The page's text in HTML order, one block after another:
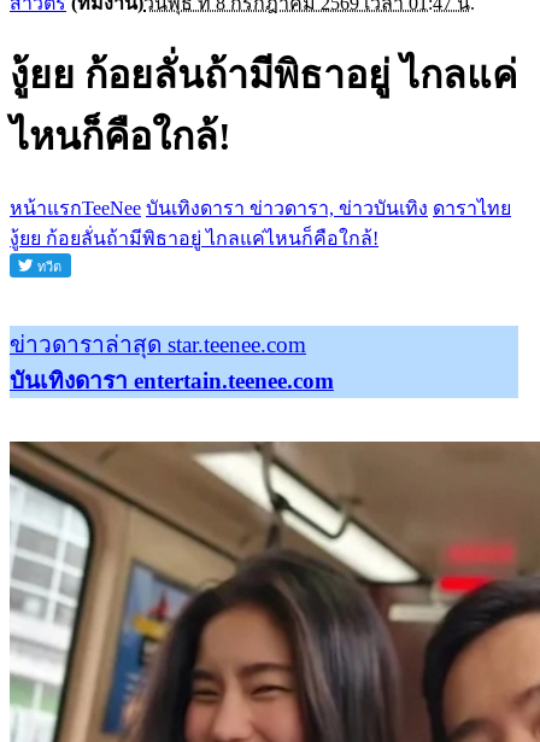
งู้ยย ก้อยลั่นถ้ามีพิธาอยู่ ไกลแค่
ไหนก็คือใกล้!
หน้าแรกTeeNee บันเทิงดารา ข่าวดารา, ข่าวบันเทิง ดาราไทย
งู้ยย ก้อยลั่นถ้ามีพิธาอยู่ ไกลแค่ไหนก็คือใกล้!
ข่าวดาราล่าสุด star.teenee.com
บันเทิงดารา entertain.teenee.com